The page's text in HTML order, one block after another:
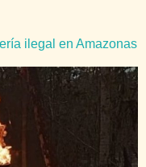
ilegal en Amazonas